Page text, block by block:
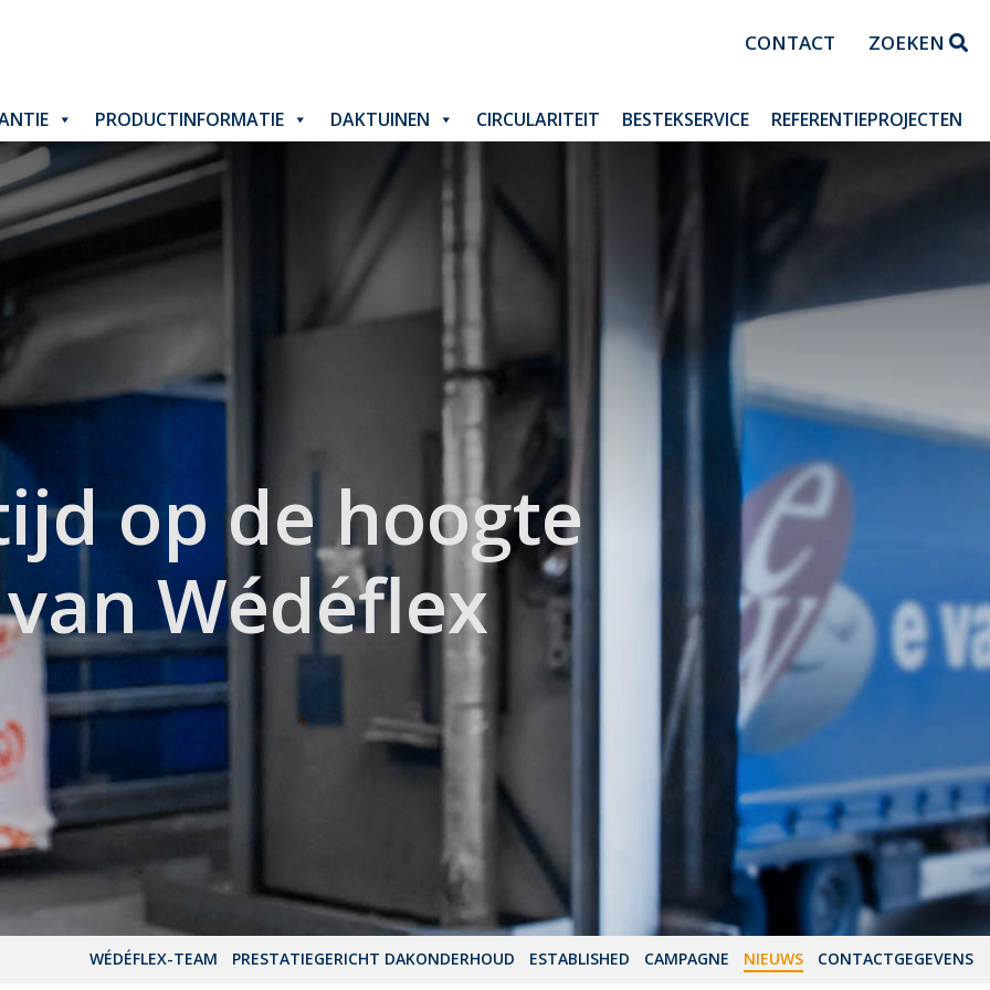
CONTACT ZOEKEN
PRODUCTINFORMATIE DAKTUINEN CIRCULARITEIT BESTEKSERVICE REFERENTIEPROJECTEN
op de hoogte
van Wédéflex
WÉDÉFLEX-TEAM PRESTATIEGERICHT DAKONDERHOUD ESTABLISHED CAMPAGNE NIEUWS CONTACTGEGEVENS